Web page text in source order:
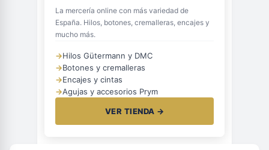
La mercería online con más variedad de
España. Hilos, botones, cremalleras, encajes y
mucho más.
→Hilos Gütermann y DMC
→Botones y cremalleras
→Encajes y cintas
→Agujas y accesorios Prym
VER TIENDA →